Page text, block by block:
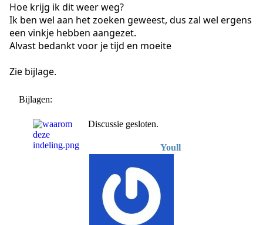
Hoe krijg ik dit weer weg?
Ik ben wel aan het zoeken geweest, dus zal wel ergens
een vinkje hebben aangezet.
Alvast bedankt voor je tijd en moeite
Zie bijlage.
Bijlagen:
Discussie gesloten.
Youll